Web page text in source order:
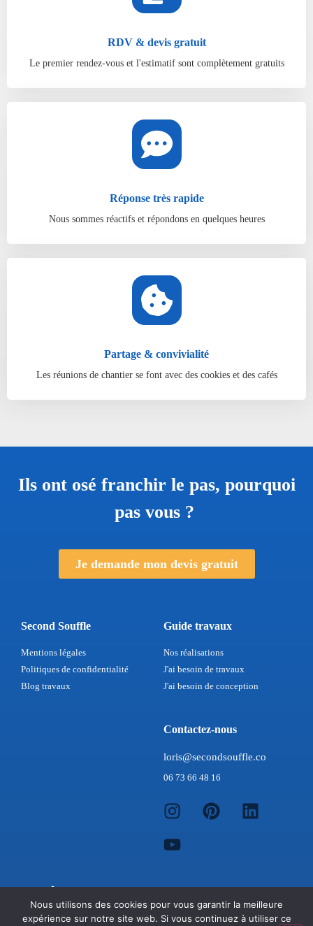
RDV & devis gratuit
Le premier rendez-vous et l'estimatif sont complètement gratuits
Réponse très rapide
Nous sommes réactifs et répondons en quelques heures
Partage & convivialité
Les réunions de chantier se font avec des cookies et des cafés
Ils ont osé franchir le pas, pourquoi
pas vous ?
Je demande mon devis gratuit
Guide travaux
Nos réalisations
J'ai besoin de travaux
J'ai besoin de conception
Second Souffle
Mentions légales
Politiques de confidentialité
Blog travaux
Contactez-nous
loris@secondsouffle.co
06 73 66 48 16
Nous utilisons des cookies pour vous garantir la meilleure
expérience sur notre site web. Si vous continuez à utiliser ce